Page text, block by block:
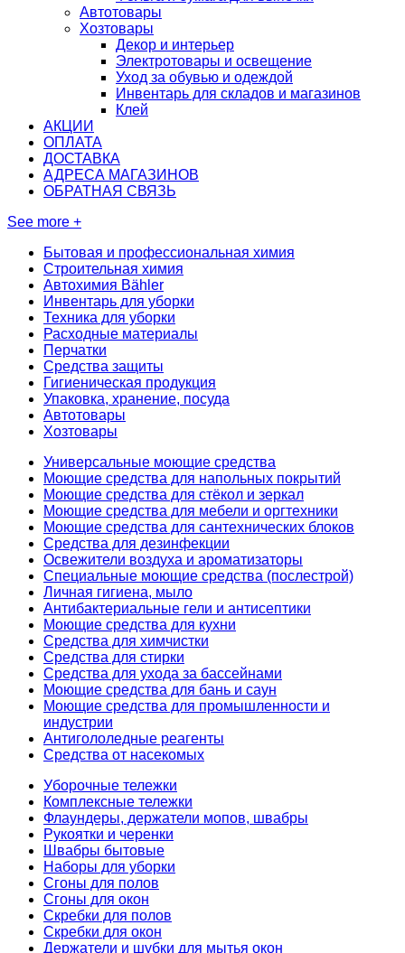
Автотовары
Хозтовары
Декор и интерьер
Электротовары и освещение
Уход за обувью и одеждой
Инвентарь для складов и магазинов
Клей
АКЦИИ
ОПЛАТА
ДОСТАВКА
АДРЕСА МАГАЗИНОВ
ОБРАТНАЯ СВЯЗЬ
See more +
Бытовая и профессиональная химия
Строительная химия
Автохимия Bähler
Инвентарь для уборки
Техника для уборки
Расходные материалы
Перчатки
Средства защиты
Гигиеническая продукция
Упаковка, хранение, посуда
Автотовары
Хозтовары
Универсальные моющие средства
Моющие средства для напольных покрытий
Моющие средства для стёкол и зеркал
Моющие средства для мебели и оргтехники
Моющие средства для сантехнических блоков
Средства для дезинфекции
Освежители воздуха и ароматизаторы
Специальные моющие средства (послестрой)
Личная гигиена, мыло
Антибактериальные гели и антисептики
Моющие средства для кухни
Средства для химчистки
Средства для стирки
Средства для ухода за бассейнами
Моющие средства для бань и саун
Моющие средства для промышленности и
индустрии
Антигололедные реагенты
Средства от насекомых
Уборочные тележки
Комплексные тележки
Флаундеры, держатели мопов, швабры
Рукоятки и черенки
Швабры бытовые
Наборы для уборки
Сгоны для полов
Сгоны для окон
Скребки для полов
Скребки для окон
Держатели и шубки для мытья окон